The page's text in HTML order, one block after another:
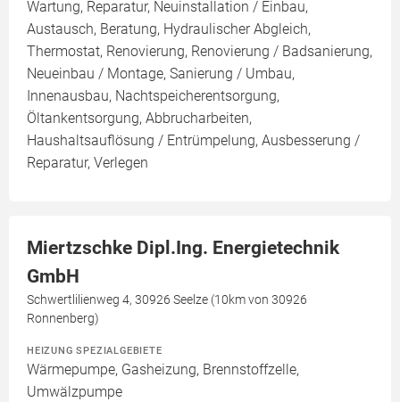
Wartung, Reparatur, Neuinstallation / Einbau,
Austausch, Beratung, Hydraulischer Abgleich,
Thermostat, Renovierung, Renovierung / Badsanierung,
Neueinbau / Montage, Sanierung / Umbau,
Innenausbau, Nachtspeicherentsorgung,
Öltankentsorgung, Abbrucharbeiten,
Haushaltsauflösung / Entrümpelung, Ausbesserung /
Reparatur, Verlegen
Miertzschke Dipl.Ing. Energietechnik
GmbH
Schwertlilienweg 4, 30926 Seelze (10km von 30926
Ronnenberg)
HEIZUNG SPEZIALGEBIETE
Wärmepumpe, Gasheizung, Brennstoffzelle,
Umwälzpumpe